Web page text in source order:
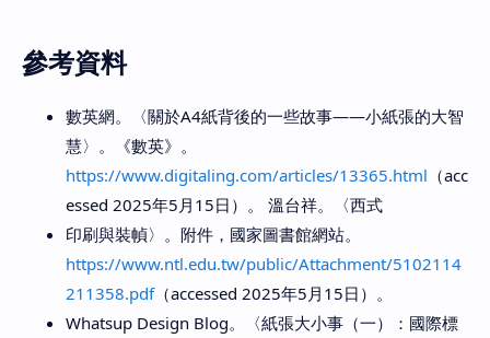
參考資料
數英網。〈關於A4紙背後的一些故事——小紙張的大智
慧〉。《數英》。
https://www.digitaling.com/articles/13365.html （acc
essed 2025年5月15日）。 溫台祥。〈西式
印刷與裝幀〉。附件，國家圖書館網站。
https://www.ntl.edu.tw/public/Attachment/5102114
211358.pdf（accessed 2025年5月15日）。
Whatsup Design Blog。〈紙張大小事（一）：國際標